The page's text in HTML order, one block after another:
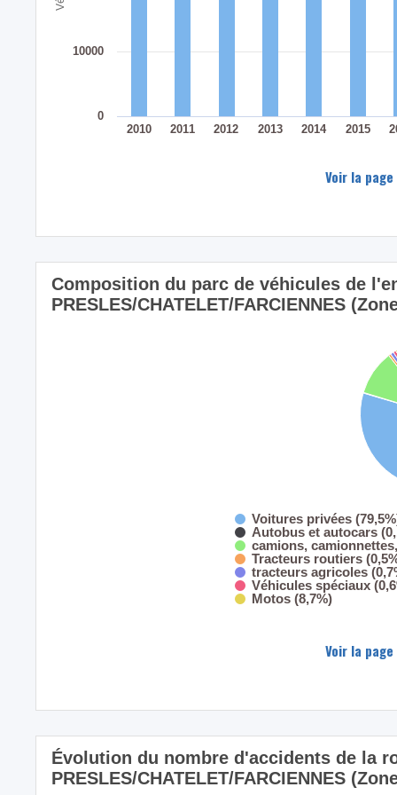
2010 2011 2012 2013 2014 2015
0
10000
Voir la
Composition du parc de véhicules de
PRESLES/CHATELET/FARCIENNES
Voitures privées
Autobus et autocars
camions,
Tracteurs routiers
tracteurs agricoles
Véhicules spéciaux
Motos (8,7%)
Voir la
Évolution du nombre d'accidents de la
PRESLES/CHATELET/FARCIENNES